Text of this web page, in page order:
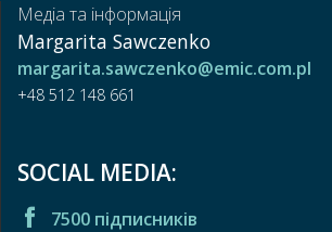
Медіа та інформація
Margarita Sawczenko
margarita.sawczenko@emic.com.pl
+48 512 148 661
SOCIAL MEDIA:
7500 підписників